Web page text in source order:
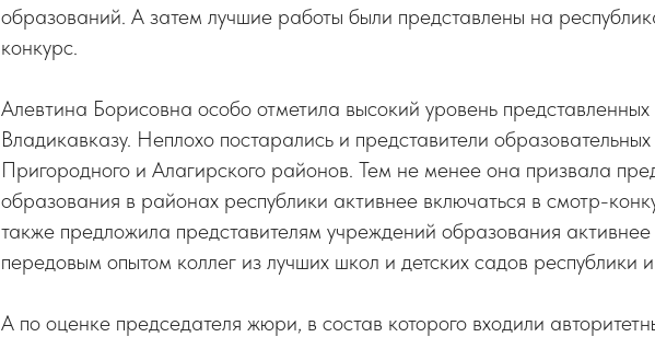
образований. А затем лучшие работы были представлены на
конкурс.
Алевтина Борисовна особо отметила высокий уровень
Владикавказу. Неплохо постарались и представители
Пригородного и Алагирского районов. Тем не менее она призвала
образования в районах республики активнее включаться в смотр-
также предложила представителям учреждений образования активнее
передовым опытом коллег из лучших школ и детских садов республики
А по оценке председателя жюри, в состав которого входили